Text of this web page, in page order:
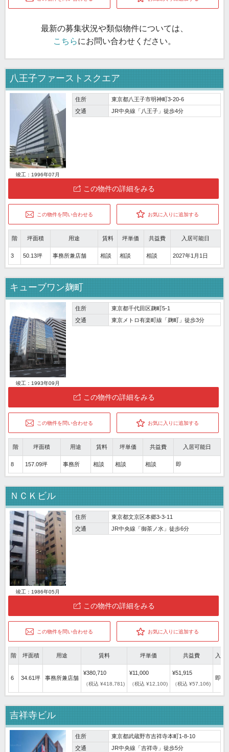
最新の募集状況や類似物件については、
こちらにお問い合わせください。
八王子ファーストスクエア
竣工：1996年07月
住所
東京都八王子市明神町3-20-6
交通
JR中央線「八王子」徒歩4分
この物件の詳細をみる
この物件を問い合わせる お気に入りに追加する
階 坪面積 用途 賃料 坪単価 共益費 入居可能日
3 50.13坪 事務所兼店舗 相談 相談 相談 2027年1月1日
キューブワン麹町
竣工：1993年09月
住所
東京都千代田区麹町5-1
交通
東京メトロ有楽町線「麹町」徒歩3分
この物件の詳細をみる
この物件を問い合わせる お気に入りに追加する
階 坪面積 用途 賃料 坪単価 共益費 入居可能日
8 157.09坪 事務所 相談 相談 相談 即
ＮＣＫビル
竣工：1986年05月
住所
東京都文京区本郷3-3-11
交通
JR中央線「御茶ノ水」徒歩6分
この物件の詳細をみる
この物件を問い合わせる お気に入りに追加する
階 坪面積 用途 賃料 坪単価 共益費 入居
6 34.61坪 事務所兼店舗
¥380,710
（税込 ¥418,781)
¥11,000
（税込 ¥12,100)
¥51,915
（税込 ¥57,106)
即
吉祥寺ビル
住所
東京都武蔵野市吉祥寺本町1-8-10
交通
JR中央線「吉祥寺」徒歩5分